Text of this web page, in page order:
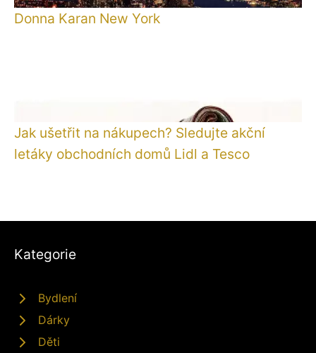
Donna Karan New York
Jak ušetřit na nákupech? Sledujte akční
letáky obchodních domů Lidl a Tesco
Kategorie
Bydlení
Dárky
Děti